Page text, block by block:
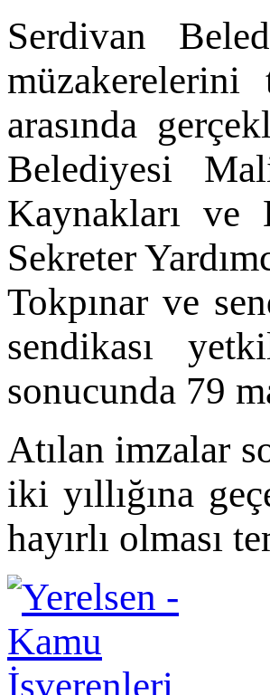
Serdivan
arasında
Belediyesi
Kaynakları ve
Sekreter
Tokpınar ve
sendikası
sonucunda 79
Atılan imzalar
iki yıllığına
hayırlı olması